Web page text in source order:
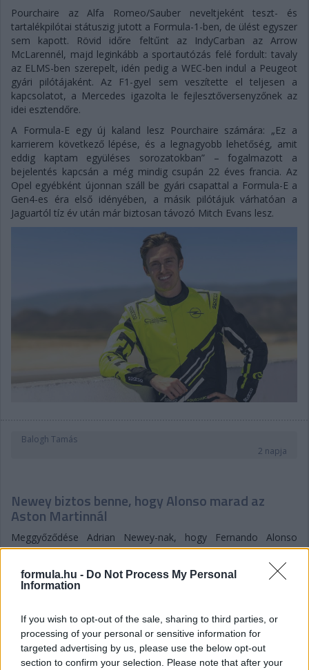
formula.hu - Do Not Process My Personal
Information
If you wish to opt-out of the sale, sharing to third parties, or
processing of your personal or sensitive information for
targeted advertising by us, please use the below opt-out
section to confirm your selection. Please note that after your
Pourchaire az Alfa Romeo/Sauber neveltjeként teszt- és
tartalékpilótai státuszig jutott a Formula-1-ben, de ülést egyszer
sem kapott. Rövid időre feltűnt az IndyCarban az Arrow
McLarennél, majd leginkább a sportautózás felé fordult: tavaly
az ELMS-ben szerepelt, idén pedig a WEC-ben indul a Peugeot
gyári pilótájaként. Az F1-gyel sem veszítette el teljesen a
kapcsolatot, a Mercedes igazolta le fejlesztőversenyzőnek az
idei esztendőre.
A Formula-E egy új kaland lesz Pourchaire számára: „Ez a
karrierem következő lépése, és a legnagyobb lehetőség, amit
eddig kaptam együléses sorozatokban” – fogalmazott a
bejelentés kapcsán a még mindig csupán 22 éves francia. Az
Opel egyébként újonnan száll be gyári csapattal a Formula-E a
Gen4-es éra első idényében, a másik pilótájuk várhatóan a
Jaguartól tíz év után már biztosan távozó Mitch Evans lesz.
Balogh Tamás
2 napja
Newey biztos benne, hogy Alonso marad az
Aston Martinnál
Meggyőződése Adrian Newey-nak, hogy Fernando Alonso
élvezi, hogy az Aston Martin projekt részese lehet, és biztos
benne, hogy ez a jövőben is így marad. Bár a korábbi hetekben
felröppentek találgatások arról, hogy a kétszeres F1-es
világbajnok akár egy utolsó időszakra visszatérhet az Alpine-
mellett – igaz, a szavai azért arra engednek következtetni, hogy
az még nem dőlt el, hogy versenyzői minőségben teszi-e ezt,
mivel utalt rá, hogy az új szabályrendszerben már nem élvezi
annyira a vezetést mindig.